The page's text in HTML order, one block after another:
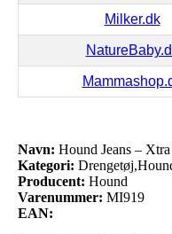
Milker.dk
Navn: Hound Jeans –
Kategori:
Producent: Hound
Varenummer: MI919
EAN: